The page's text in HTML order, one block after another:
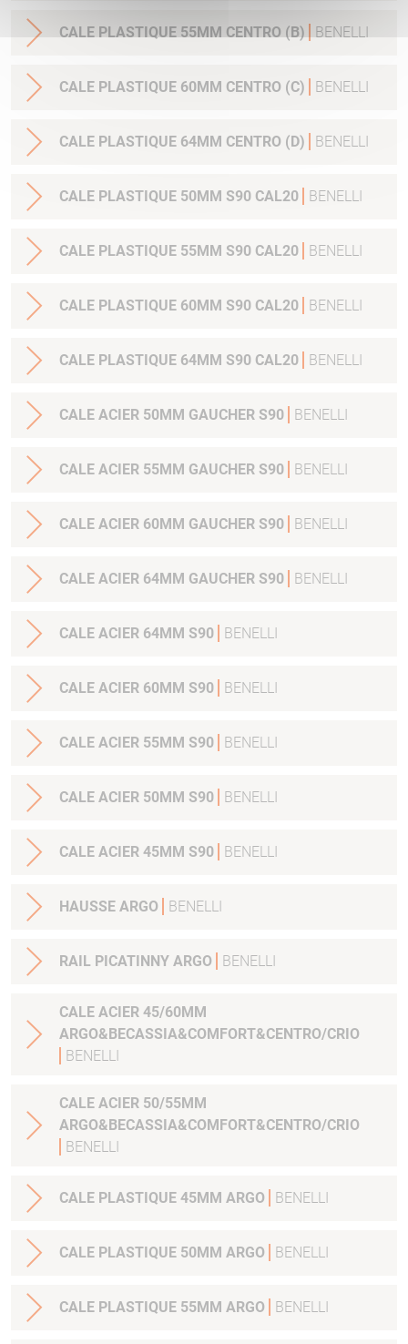
CALE PLASTIQUE 55MM CENTRO (B) BENELLI
CALE PLASTIQUE 60MM CENTRO (C) BENELLI
CALE PLASTIQUE 64MM CENTRO (D) BENELLI
CALE PLASTIQUE 50MM S90 CAL20 BENELLI
CALE PLASTIQUE 55MM S90 CAL20 BENELLI
CALE PLASTIQUE 60MM S90 CAL20 BENELLI
CALE PLASTIQUE 64MM S90 CAL20 BENELLI
CALE ACIER 50MM GAUCHER S90 BENELLI
CALE ACIER 55MM GAUCHER S90 BENELLI
CALE ACIER 60MM GAUCHER S90 BENELLI
CALE ACIER 64MM GAUCHER S90 BENELLI
CALE ACIER 64MM S90 BENELLI
CALE ACIER 60MM S90 BENELLI
CALE ACIER 55MM S90 BENELLI
CALE ACIER 50MM S90 BENELLI
CALE ACIER 45MM S90 BENELLI
HAUSSE ARGO BENELLI
RAIL PICATINNY ARGO BENELLI
CALE ACIER 45/60MM
ARGO&BECASSIA&COMFORT&CENTRO/CRIO
BENELLI
CALE ACIER 50/55MM
ARGO&BECASSIA&COMFORT&CENTRO/CRIO
BENELLI
CALE PLASTIQUE 45MM ARGO BENELLI
CALE PLASTIQUE 50MM ARGO BENELLI
CALE PLASTIQUE 55MM ARGO BENELLI